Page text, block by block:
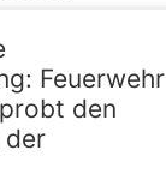
Feuerwehr
den
der